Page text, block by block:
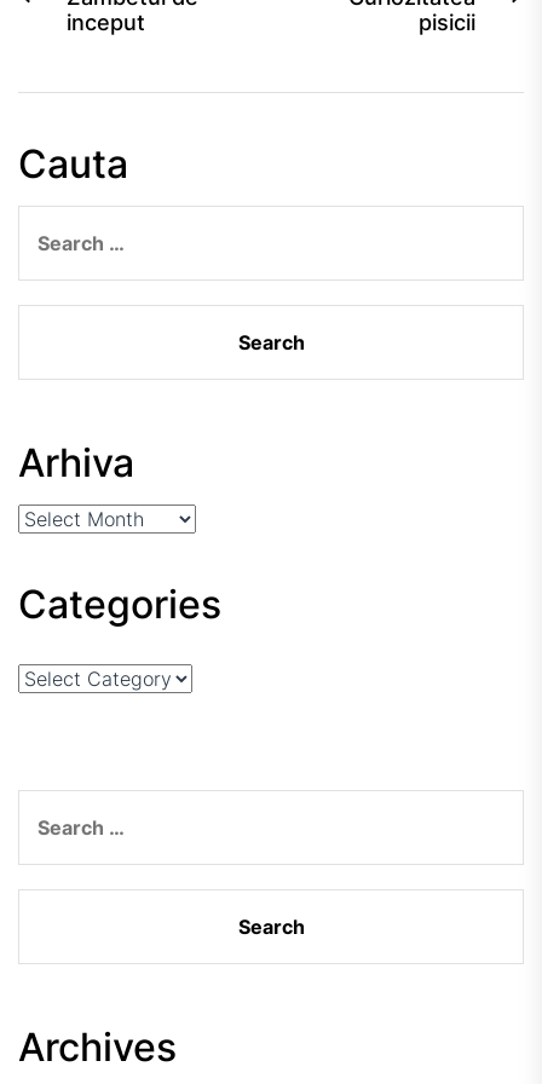
navigation
inceput
pisicii
Cauta
for:
Arhiva
Arhiva
Categories
Categories
for:
Archives